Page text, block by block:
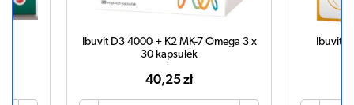
Ibuvit D3 4000 + K2 MK-7 Omega 3 x
30 kapsułek
40,25 zł
Ibuvit